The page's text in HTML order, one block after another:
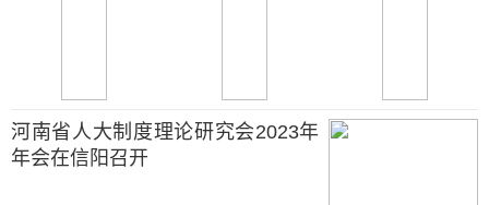
河南省人大制度理论研究会2023年
年会在信阳召开